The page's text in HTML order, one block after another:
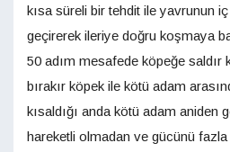
kısa süreli bir tehdit ile yavrunun
geçirerek ileriye doğru koşmaya
50 adım mesafede köpeğe
bırakır köpek ile kötü adam
kısaldığı anda kötü adam aniden
hareketli olmadan ve gücünü